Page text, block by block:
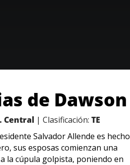
de Dawson
Central | Clasificación:TE
Salvador Allende es hecho
sus esposas comienzan una
la cúpula golpista, poniendo en